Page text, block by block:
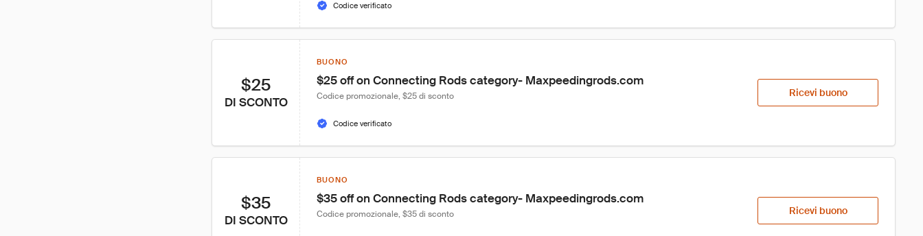
Codice verificato
$25
DI SCONTO
BUONO
$25 off on Connecting Rods category- Maxpeedingrods.com
Codice promozionale, $25 di sconto
Codice verificato
Ricevi buono
$35
DI SCONTO
BUONO
$35 off on Connecting Rods category- Maxpeedingrods.com
Codice promozionale, $35 di sconto Ricevi buono